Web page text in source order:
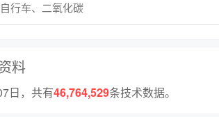
料
日，共有46,764,529条技术数据。